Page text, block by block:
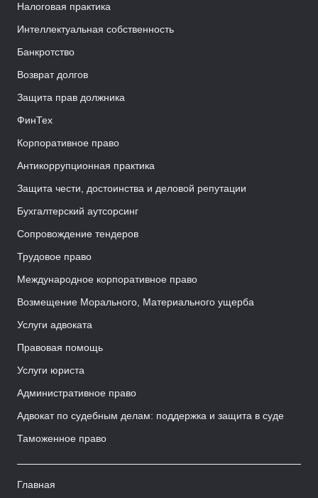
Налоговая практика
Интеллектуальная собственность
Банкротство
Возврат долгов
Защита прав должника
ФинТех
Корпоративное право
Антикоррупционная практика
Защита чести, достоинства и деловой репутации
Бухгалтерский аутсорсинг
Сопровождение тендеров
Трудовое право
Международное корпоративное право
Возмещение Морального, Материального ущерба
Услуги адвоката
Правовая помощь
Услуги юриста
Административное право
Адвокат по судебным делам: поддержка и защита в суде
Таможенное право
Главная